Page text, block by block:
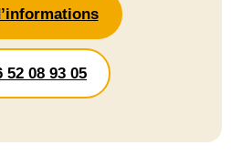
52 08 93 05